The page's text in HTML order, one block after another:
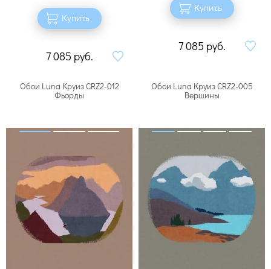
Купить
7 085 руб.
Купить
7 085 руб.
Обои Luna Круиз CRZ2-012
Фьорды
Обои Luna Круиз CRZ2-005
Вершины